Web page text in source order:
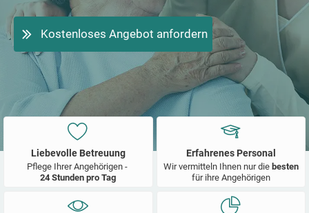
Kostenloses Angebot anfordern
Liebevolle Betreuung
Pflege Ihrer Angehörigen -
24 Stunden pro Tag
Erfahrenes Personal
Wir vermitteln Ihnen nur die besten
für ihre Angehörigen